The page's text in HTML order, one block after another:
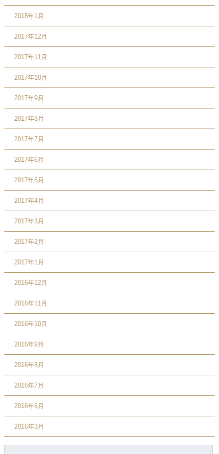
2018年1月
2017年12月
2017年11月
2017年10月
2017年9月
2017年8月
2017年7月
2017年6月
2017年5月
2017年4月
2017年3月
2017年2月
2017年1月
2016年12月
2016年11月
2016年10月
2016年9月
2016年8月
2016年7月
2016年6月
2016年3月